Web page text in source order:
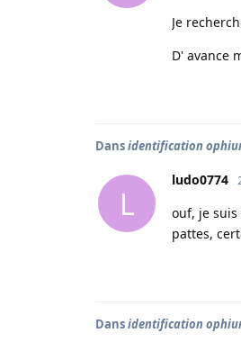
Je
D' avance
Dansidentification
L
ludo0774
ouf, je
pattes,
Dansidentification